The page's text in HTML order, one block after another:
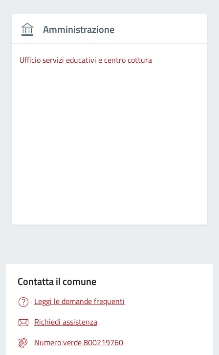
Amministrazione
Ufficio servizi educativi e centro cottura
Contatta il comune
Leggi le domande frequenti
Richiedi assistenza
Numero verde 800219760